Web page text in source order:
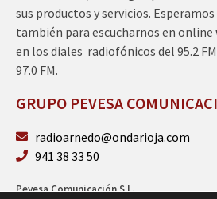
sus productos y servicios.
también para escucharnos en online
en los diales radiofónicos del 95.2
97.0 FM.
GRUPO PEVESA
radioarnedo@ondarioja.com
941 38 33 50
Pevesa Comunicación S.L.